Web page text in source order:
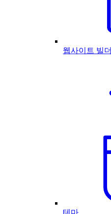
웹사이트 빌더
테마